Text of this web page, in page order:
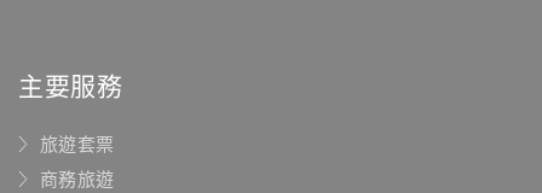
主要服務
旅遊套票
商務旅遊